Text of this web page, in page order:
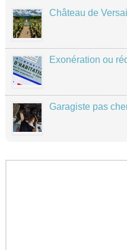
Château de
Exonération ou
Garagiste pas